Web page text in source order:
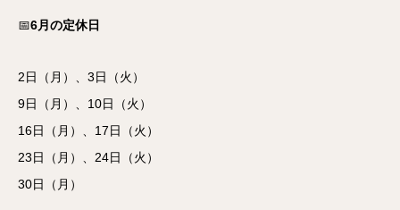
📅6月の定休日
2日（月）、3日（火）
9日（月）、10日（火）
16日（月）、17日（火）
23日（月）、24日（火）
30日（月）